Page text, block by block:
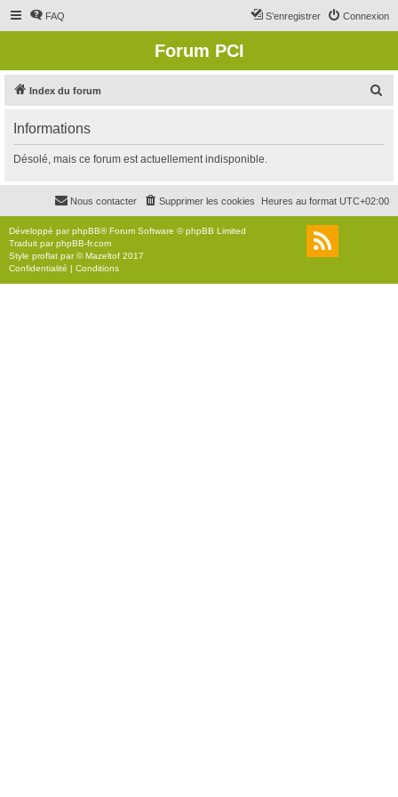
FAQ Connexion
S’enregistrer
Forum PCI
Index du forum
r
c
r
Informations
Désolé, mais ce forum est actuellement indisponible.
Heures au format UTC+02:00
Supprimer les cookies
Nous contacter
Développé parphpBB® Forum Software © phpBB Limited
Traduit parphpBB-fr.com
Style proflat par ©Mazeltof 2017
Confidentialité | Conditions